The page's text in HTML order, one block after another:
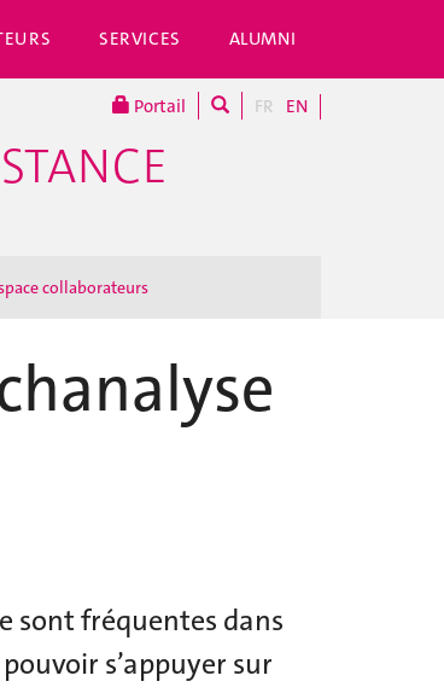
SERVICES ALUMNI
Portail FR EN
collaborateurs
sont fréquentes dans
s’appuyer sur